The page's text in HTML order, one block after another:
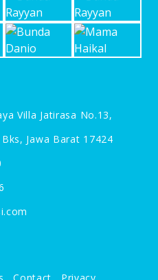
Villa Jatirasa No.13,
Jawa Barat 17424